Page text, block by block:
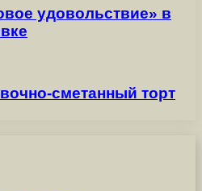
удовольствие» в
сметанный торт